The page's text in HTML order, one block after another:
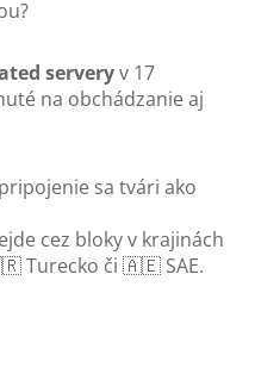
serveryv 17
na obchádzanie aj
sa tvári ako
cez bloky v krajinách
Turecko či 🇦🇪 SAE.